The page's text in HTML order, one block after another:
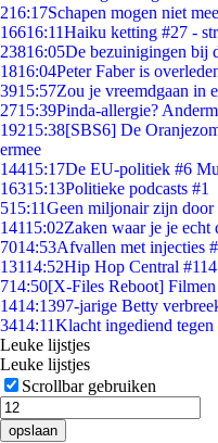
216:17Schapen mogen niet
16616:11Haiku ketting #27 -
23816:05De bezuinigingen bij
1816:04Peter Faber is
3915:57Zou je vreemdgaan in
2715:39Pinda-allergie?
19215:38[SBS6] De
ermee
14415:17De EU-politiek #6
16315:13Politieke podcasts #1
515:11Geen miljonair zijn
14115:02Zaken waar je je echt
7014:53Afvallen met injecties
13114:52Hip Hop Central
714:50[X-Files Reboot]
1414:1397-jarige Betty
3414:11Klacht ingediend
Leuke lijstjes
Leuke lijstjes
Scrollbar gebruiken
opslaan